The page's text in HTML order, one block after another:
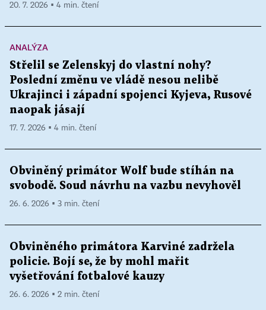
20. 7. 2026 ▪ 4 min. čtení
ANALÝZA
Střelil se Zelenskyj do vlastní nohy?
Poslední změnu ve vládě nesou nelibě
Ukrajinci i západní spojenci Kyjeva, Rusové
naopak jásají
17. 7. 2026 ▪ 4 min. čtení
Obviněný primátor Wolf bude stíhán na
svobodě. Soud návrhu na vazbu nevyhověl
26. 6. 2026 ▪ 3 min. čtení
Obviněného primátora Karviné zadržela
policie. Bojí se, že by mohl mařit
vyšetřování fotbalové kauzy
26. 6. 2026 ▪ 2 min. čtení